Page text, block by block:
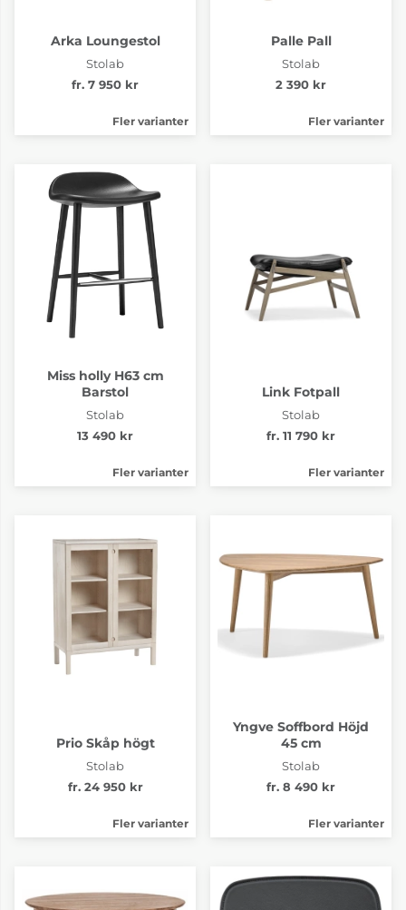
Arka Loungestol
Stolab
fr. 7 950 kr
Fler varianter
Palle Pall
Stolab
2 390 kr
Fler varianter
Miss holly H63 cm
Barstol
Stolab
13 490 kr
Fler varianter
Link Fotpall
Stolab
fr. 11 790 kr
Fler varianter
Prio Skåp högt
Stolab
fr. 24 950 kr
Fler varianter
Yngve Soffbord Höjd
45 cm
Stolab
fr. 8 490 kr
Fler varianter